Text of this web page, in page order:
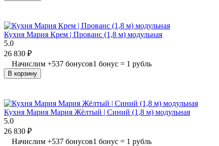
Кухня Мария Крем | Прованс (1,8 м) модульная
5.0
26 830 ₽
Начислим +537 бонусов1 бонус = 1 рубль
В корзину
Кухня Мария Мария Жёлтый | Синий (1,8 м) модульная
5.0
26 830 ₽
Начислим +537 бонусов1 бонус = 1 рубль